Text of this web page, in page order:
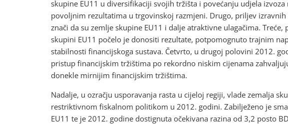
skupine EU11 u diversifikaciji svojih tržišta i povećanju udjela
povoljnim rezultatima u trgovinskoj razmjeni. Drugo, priljev
znači da su zemlje skupine EU11 i dalje atraktivne ulagačima.
skupini EU11 počelo je donositi rezultate, potpomognuto trajnim
stabilnosti financijskoga sustava. Četvrto, u drugoj polovini 2012.
pristup financijskim tržištima po rekordno niskim cijenama
donekle mirnijim financijskim tržištima.
Nadalje, u ozračju usporavanja rasta u cijeloj regiji, vlade zemalja
restriktivnom fiskalnom politikom u 2012. godini. Zabilježeno je
EU11 te je 2012. godine dostignuta očekivana razina od 3,2 posto